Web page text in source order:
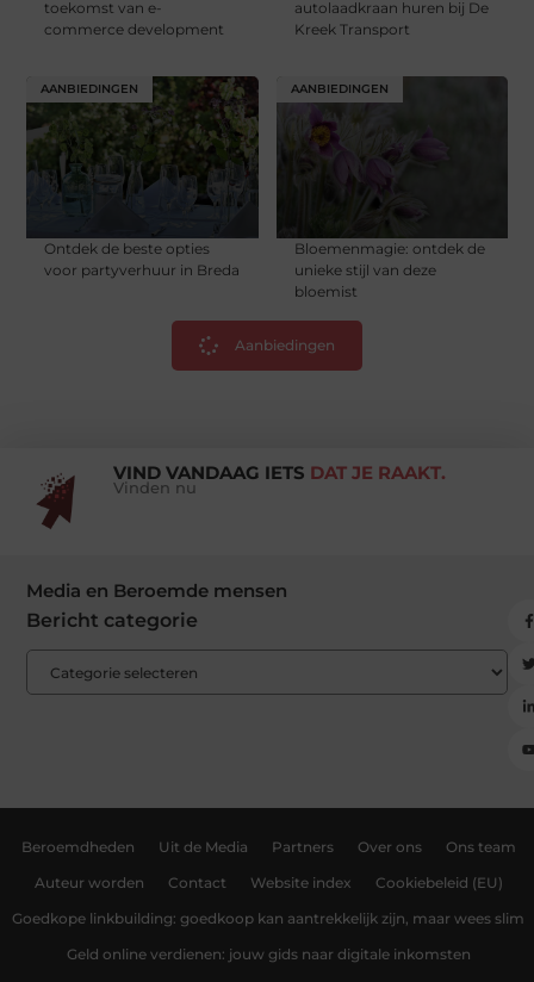
toekomst van e-
commerce development
autolaadkraan huren bij De
Kreek Transport
AANBIEDINGEN
Ontdek de beste opties
voor partyverhuur in Breda
AANBIEDINGEN
Bloemenmagie: ontdek de
unieke stijl van deze
bloemist
Aanbiedingen
VIND VANDAAG IETS DAT JE RAAKT.
Vinden nu
Media en Beroemde mensen
Bericht categorie
Beroemdheden Uit de Media Partners Over ons Ons team
Auteur worden Contact Website index Cookiebeleid (EU)
Goedkope linkbuilding: goedkoop kan aantrekkelijk zijn, maar wees slim
Geld online verdienen: jouw gids naar digitale inkomsten